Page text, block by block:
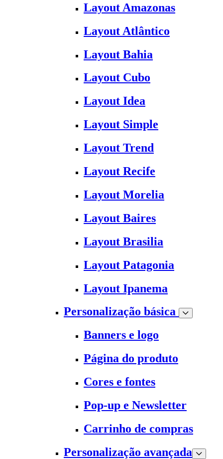
Layout Amazonas
Layout Atlântico
Layout Bahia
Layout Cubo
Layout Idea
Layout Simple
Layout Trend
Layout Recife
Layout Morelia
Layout Baires
Layout Brasilia
Layout Patagonia
Layout Ipanema
Personalização básica
Banners e logo
Página do produto
Cores e fontes
Pop-up e Newsletter
Carrinho de compras
Personalização avançada